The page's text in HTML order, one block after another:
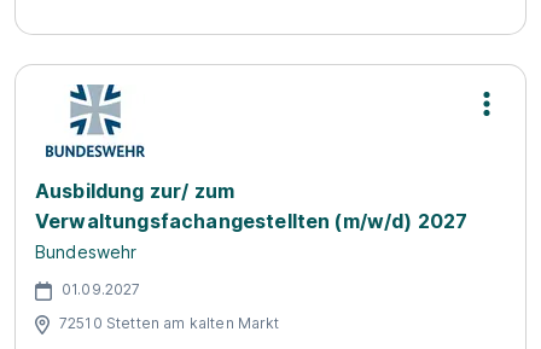
Ausbildung zur/ zum
Verwaltungsfachangestellten (m/w/d) 2027
Bundeswehr
01.09.2027
72510 Stetten am kalten Markt